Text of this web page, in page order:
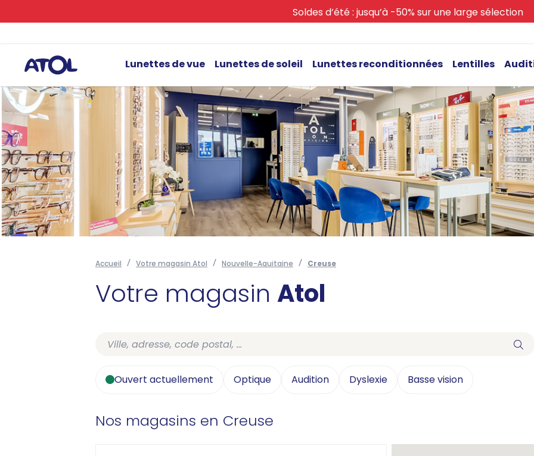
Soldes d’été : jusqu’à -50% sur une large sélection
Lunettes de vue Lunettes de soleil Lunettes reconditionnées Lentilles
Accueil Votre magasin Atol Nouvelle-Aquitaine Creuse
Votre magasin Atol
Ouvert actuellement Optique Audition Dyslexie Basse vision
Nos magasins en Creuse